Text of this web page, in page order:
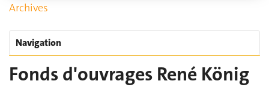
Archives
Navigation
Fonds d'ouvrages René König